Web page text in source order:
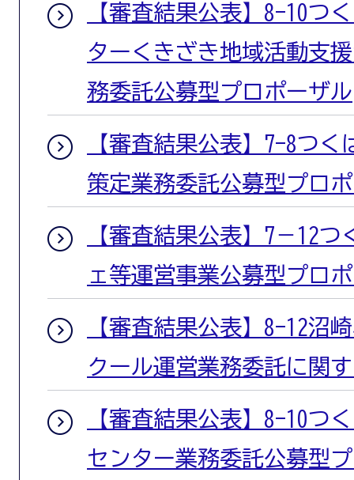
【審査結果公表】8-10つ
ターくきざき地域活動支
務委託公募型プロポーザル
【審査結果公表】7-8つ
策定業務委託公募型プロ
【審査結果公表】7－12
ェ等運営事業公募型プロ
【審査結果公表】8-12沼
クール運営業務委託に関
【審査結果公表】8-10つ
センター業務委託公募型